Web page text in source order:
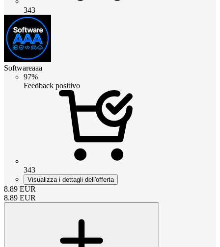
343
Softwareaaa
97%
Feedback positivo
343
Visualizza i dettagli dell'offerta
8.89 EUR
8.89 EUR